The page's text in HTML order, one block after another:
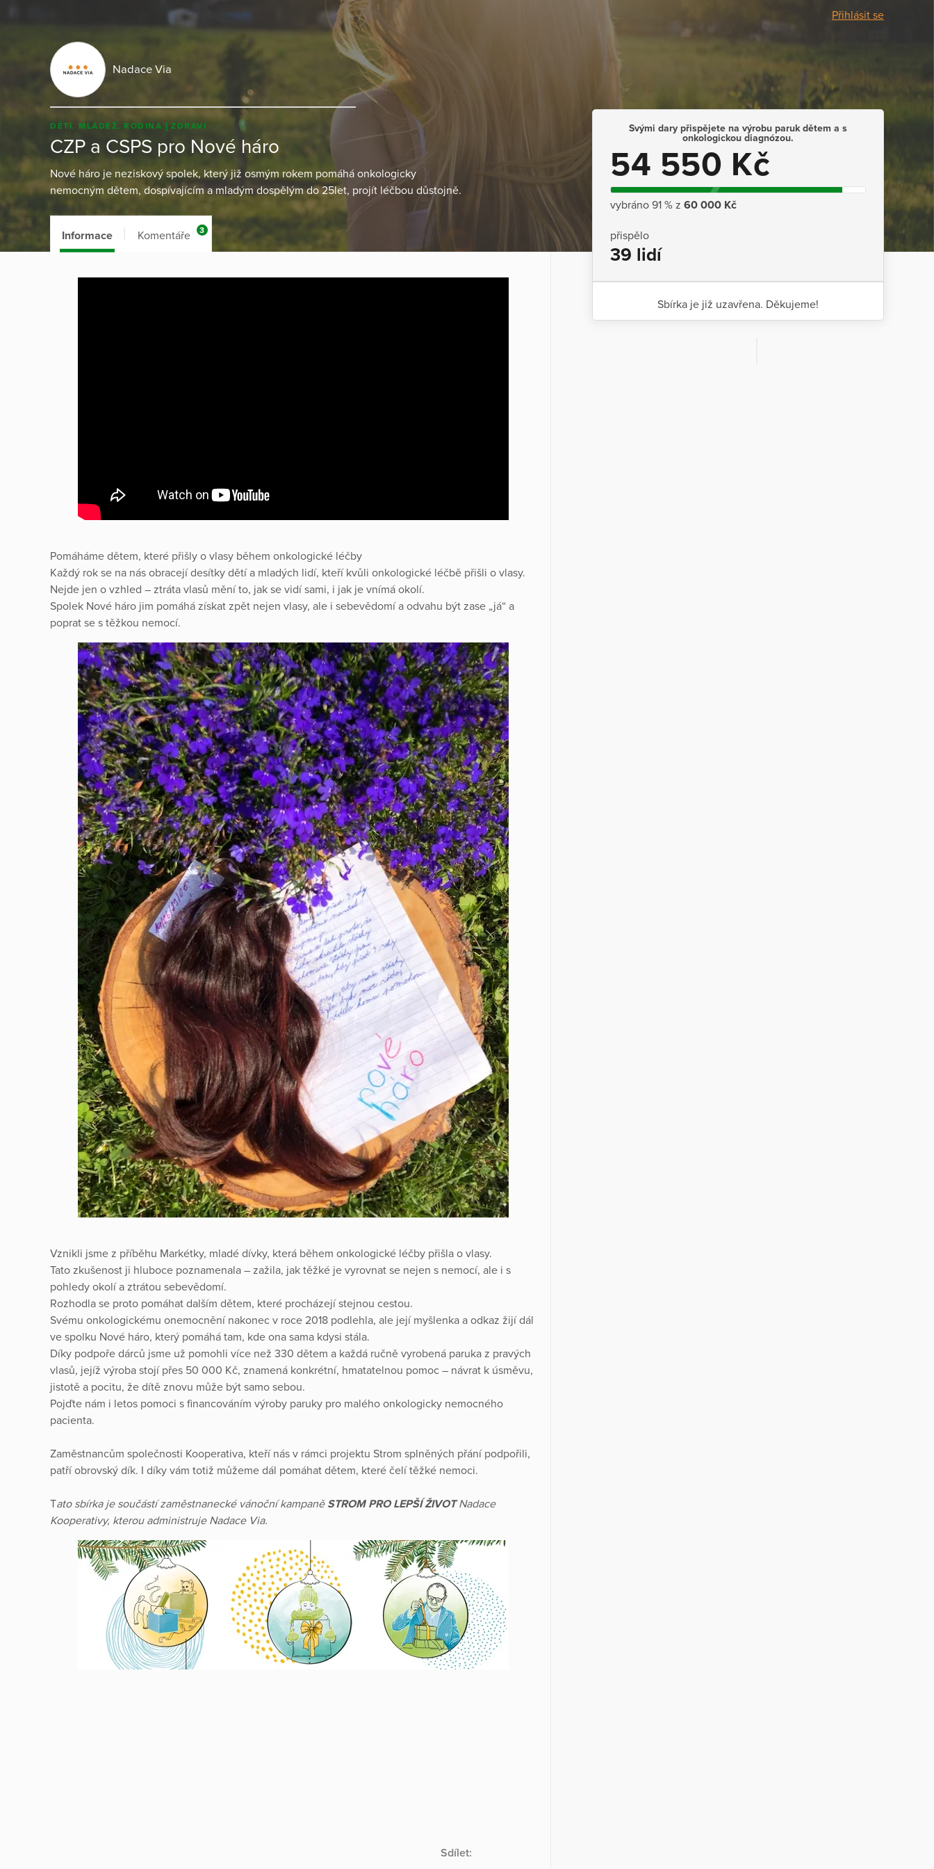
Přihlásit se
Nadace Via
DĚTI, MLÁDEŽ, RODINA ZDRAVÍ
CZP a CSPS pro Nové háro
Nové háro je neziskový spolek, který již osmým rokem pomáhá onkologicky
nemocným dětem, dospívajícím a mladým dospělým do 25let, projít léčbou důstojně.
Svými dary přispějete na výrobu paruk dětem a s
onkologickou diagnózou.
54 550 Kč
vybráno 91 % z 60 000 Kč
přispělo
39 lidí
Sbírka je již uzavřena. Děkujeme!
Informace Komentáře 3
Pomáháme dětem, které přišly o vlasy během onkologické léčby
Každý rok se na nás obracejí desítky dětí a mladých lidí, kteří kvůli onkologické léčbě přišli o vlasy.
Nejde jen o vzhled – ztráta vlasů mění to, jak se vidí sami, i jak je vnímá okolí.
Spolek Nové háro jim pomáhá získat zpět nejen vlasy, ale i sebevědomí a odvahu být zase „já“ a
poprat se s těžkou nemocí.
Vznikli jsme z příběhu Markétky, mladé dívky, která během onkologické léčby přišla o vlasy.
Tato zkušenost ji hluboce poznamenala – zažila, jak těžké je vyrovnat se nejen s nemocí, ale i s
pohledy okolí a ztrátou sebevědomí.
Rozhodla se proto pomáhat dalším dětem, které procházejí stejnou cestou.
Svému onkologickému onemocnění nakonec v roce 2018 podlehla, ale její myšlenka a odkaz žijí dál
ve spolku Nové háro, který pomáhá tam, kde ona sama kdysi stála.
Díky podpoře dárců jsme už pomohli více než 330 dětem a každá ručně vyrobená paruka z pravých
vlasů, jejíž výroba stojí přes 50 000 Kč, znamená konkrétní, hmatatelnou pomoc – návrat k úsměvu,
jistotě a pocitu, že dítě znovu může být samo sebou.
Pojďte nám i letos pomoci s financováním výroby paruky pro malého onkologicky nemocného
pacienta.
Zaměstnancům společnosti Kooperativa, kteří nás v rámci projektu Strom splněných přání podpořili,
patří obrovský dík. I díky vám totiž můžeme dál pomáhat dětem, které čelí těžké nemoci.
Tato sbírka je součástí zaměstnanecké vánoční kampaně STROM PRO LEPŠÍ ŽIVOTNadace
Kooperativy, kterou administruje Nadace Via.
Sdílet: